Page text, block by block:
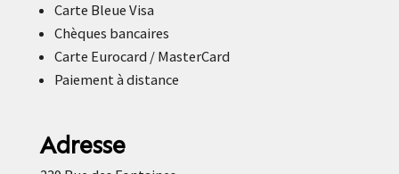
Carte Bleue Visa
Chèques bancaires
Carte Eurocard / MasterCard
Paiement à distance
Adresse